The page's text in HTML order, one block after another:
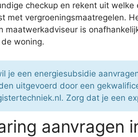
checkup en rekent uit
vergroeningsmaatregelen.
is
woning.
je een energiesubsidie
uitgevoerd door een
Zorg dat je een
aanvragen